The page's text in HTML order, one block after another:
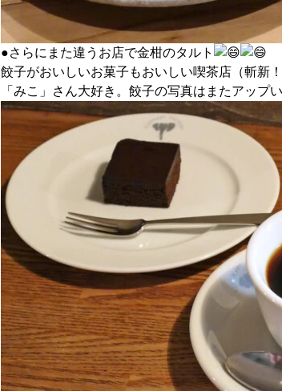
●さらにまた違うお店で金柑のタルト
餃子がおいしいお菓子もおいしい喫茶店（斬新！
「みこ」さん大好き。餃子の写真はまたアップい